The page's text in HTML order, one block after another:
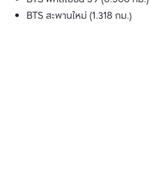
BTS สะพานใหม่ (1.318 กม.)